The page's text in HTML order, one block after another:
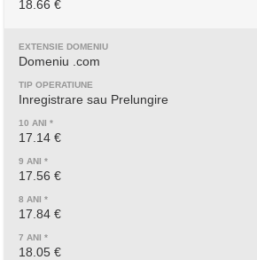
18.66 €
Domeniu .com
Inregistrare sau Prelungire
17.14 €
17.56 €
17.84 €
18.05 €